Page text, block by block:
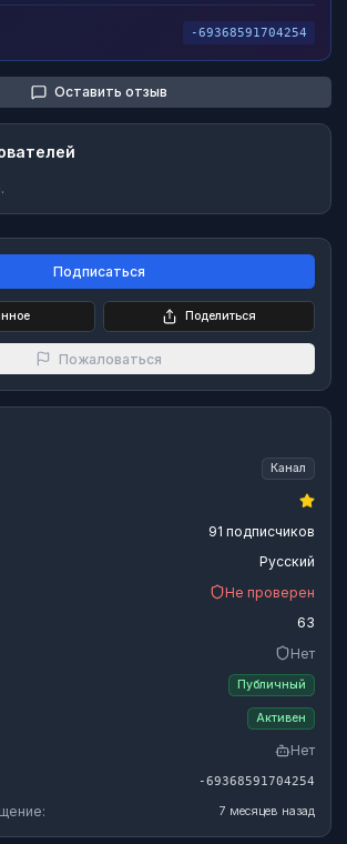
-69368591704254
Оставить отзыв
Подписаться
Поделиться
Пожаловаться
Канал
91 подписчиков
Русский
Не проверен
63
Нет
Публичный
Активен
Нет
-69368591704254
7 месяцев назад